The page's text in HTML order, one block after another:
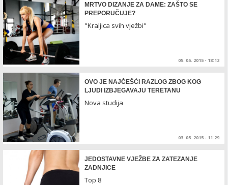
MRTVO DIZANJE ZA DAME: ZAŠTO SE
PREPORUČUJE?
"Kraljica svih vježbi"
05. 05. 2015 - 18:12
OVO JE NAJČEŠĆI RAZLOG ZBOG KOG
LJUDI IZBJEGAVAJU TERETANU
Nova studija
03. 05. 2015 - 11:29
JEDOSTAVNE VJEŽBE ZA ZATEZANJE
ZADNJICE
Top 8